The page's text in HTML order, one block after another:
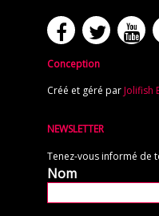
Conception
Créé et géré par Jolifish
NEWSLETTER
Tenez-vous informé de
Nom